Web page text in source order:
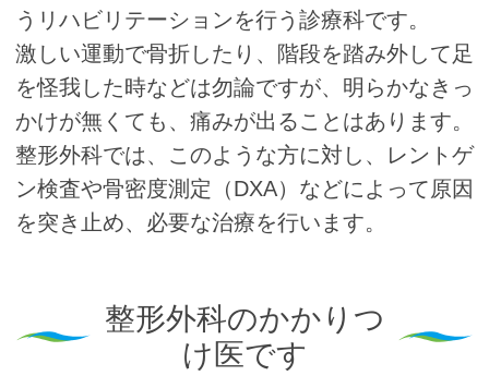
うリハビリテーションを行う診療科です。
激しい運動で骨折したり、階段を踏み外して足
を怪我した時などは勿論ですが、明らかなきっ
かけが無くても、痛みが出ることはあります。
整形外科では、このような方に対し、レントゲ
ン検査や骨密度測定（DXA）などによって原因
を突き止め、必要な治療を行います。
整形外科のかかりつ
け医です